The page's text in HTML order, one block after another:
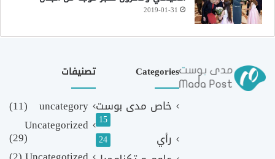
2019-01-31
Categories
خاص مدى بوست
15
رأي 24
تصنيفات
uncategory
(11)
Uncategorized
(29)